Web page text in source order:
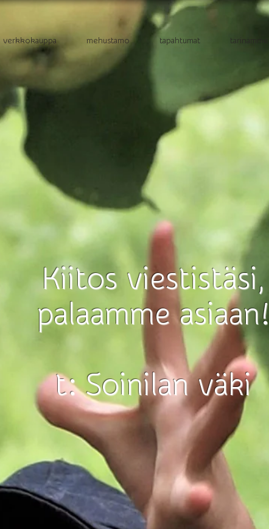
verkkokauppa mehustamo tapahtumat tarinamme
Kiitos viestistäsi,
palaamme asiaan!
t: Soinilan väki